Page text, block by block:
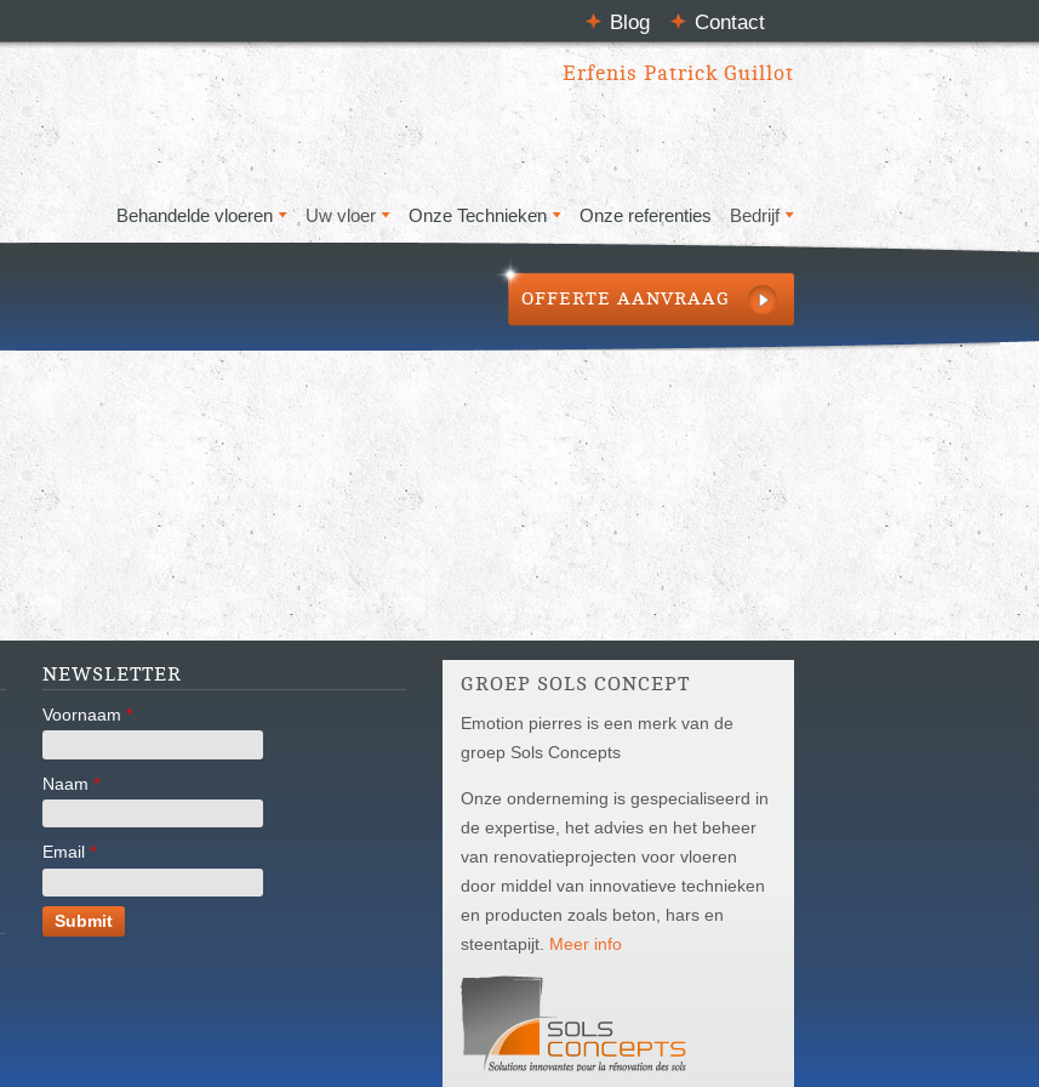
en naar
de inhoud
gaan
Blog Contact
Erfenis Patrick Guillot
Behandelde vloeren Uw vloer Onze Technieken Onze referenties Bedrijf
OFFERTE AANVRAAG
NEWSLETTER
Voornaam *
Naam *
Email *
GROEP SOLS CONCEPT
Emotion pierres is een merk van de
groep Sols Concepts
Onze onderneming is gespecialiseerd in
de expertise, het advies en het beheer
van renovatieprojecten voor vloeren
door middel van innovatieve technieken
en producten zoals beton, hars en
steentapijt. Meer info
LOGO_SOLSCONCEPTS.PNG